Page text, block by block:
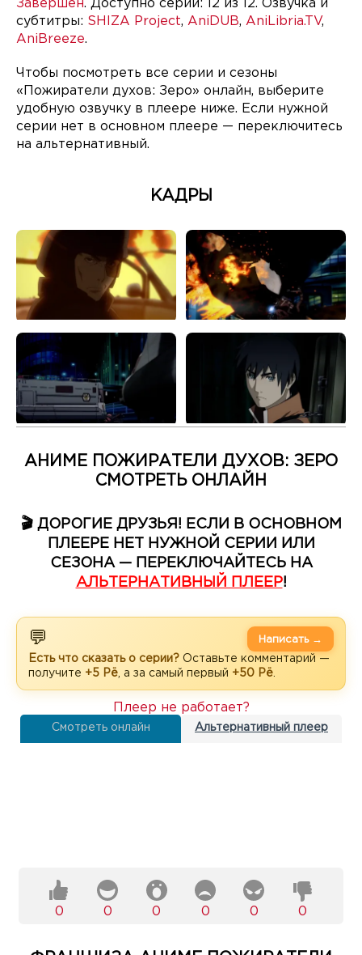
Завершён. Доступно серий: 12 из 12. Озвучка и
субтитры: SHIZA Project, AniDUB, AniLibria.TV,
AniBreeze.
Чтобы посмотреть все серии и сезоны
«Пожиратели духов: Зеро» онлайн, выберите
удобную озвучку в плеере ниже. Если нужной
серии нет в основном плеере — переключитесь
на альтернативный.
КАДРЫ
АНИМЕ ПОЖИРАТЕЛИ ДУХОВ: ЗЕРО
СМОТРЕТЬ ОНЛАЙН
🎬 ДОРОГИЕ ДРУЗЬЯ! ЕСЛИ В ОСНОВНОМ
ПЛЕЕРЕ НЕТ НУЖНОЙ СЕРИИ ИЛИ
СЕЗОНА — ПЕРЕКЛЮЧАЙТЕСЬ НА
АЛЬТЕРНАТИВНЫЙ ПЛЕЕР!
💬
Есть что сказать о серии? Оставьте комментарий —
получите +5 Рё , а за самый первый +50 Рё
Написать →
Смотреть онлайн Альтернативный плеер
Плеер не работает?
0 0 0 0 0 0